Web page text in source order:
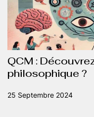
QCM :
philosophique ?
25 Septembre 2024